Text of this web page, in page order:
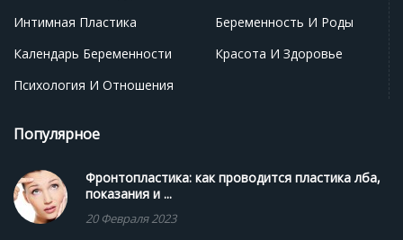
Интимная Пластика
Беременность И Роды
Календарь Беременности
Красота И Здоровье
Психология И Отношения
Популярное
Фронтопластика: как проводится пластика лба,
показания и ...
20 Февраля 2023